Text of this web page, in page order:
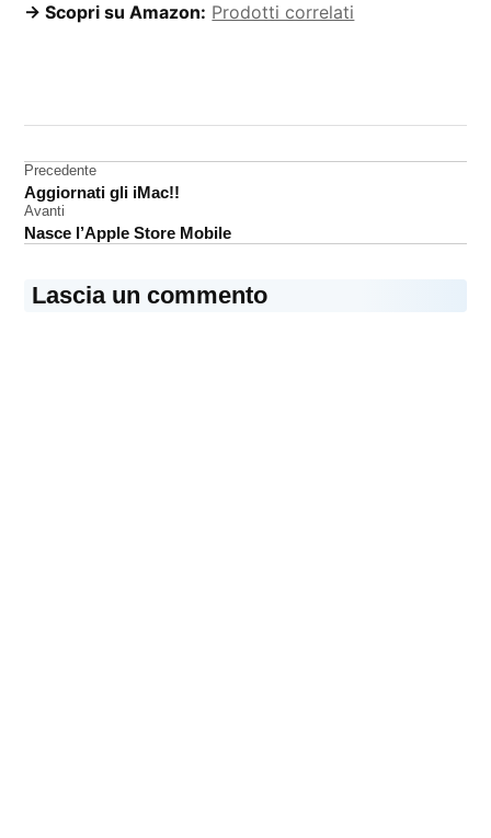
→ Scopri su Amazon: Prodotti correlati
Navigazione
articoli
Precedente
Aggiornati gli iMac!!
Avanti
Nasce l’Apple Store Mobile
Lascia un commento